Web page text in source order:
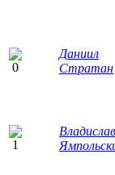
Даниил
Стратан
Владислав